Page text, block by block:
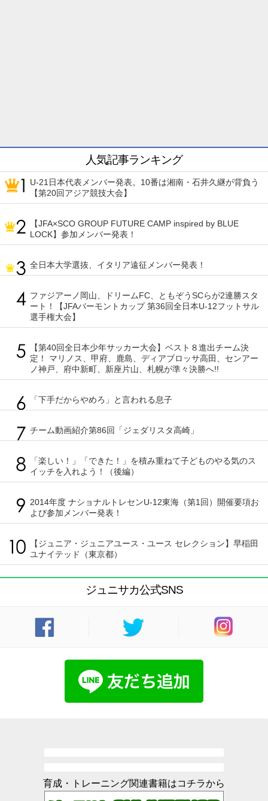
人気記事ランキング
U-21日本代表メンバー発表。10番は湘南・石井久継が背負う
【第20回アジア競技大会】
【JFA×SCO GROUP FUTURE CAMP inspired by BLUE
LOCK】参加メンバー発表！
全日本大学選抜、イタリア遠征メンバー発表！
ファジアーノ岡山、ドリームFC、ともぞうSCらが2連勝スタ
ート！【JFAバーモントカップ 第36回全日本U-12フットサル
選手権大会】
【第40回全日本少年サッカー大会】ベスト８進出チーム決
定！ マリノス、甲府、鹿島、ディアブロッサ高田、センアー
ノ神戸、府中新町、新座片山、札幌が準々決勝へ!!
「下手だからやめろ」と言われる息子
チーム動画紹介第86回「ジェダリスタ高崎」
「楽しい！」「できた！」を積み重ねて子どものやる気のス
イッチを入れよう！（後編）
2014年度 ナショナルトレセンU-12東海（第1回）開催要項お
よび参加メンバー発表！
【ジュニア・ジュニアユース・ユース セレクション】早稲田
ユナイテッド（東京都）
ジュニサカ公式SNS
育成・トレーニング関連書籍はコチラから